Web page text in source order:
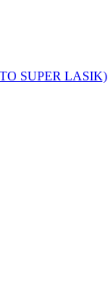
SUPER LASIK)